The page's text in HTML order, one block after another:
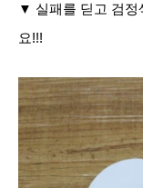
▼ 실패를 딛고 검정
요!!!